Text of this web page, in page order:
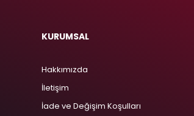
KURUMSAL
Hakkımızda
İletişim
İade ve Değişim Koşulları